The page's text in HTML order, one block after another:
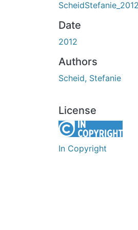
Date
2012
Authors
Scheid, Stefanie
License
In Copyright